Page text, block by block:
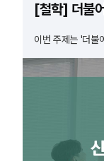
[철학] 더불
이번 주제는 '더불